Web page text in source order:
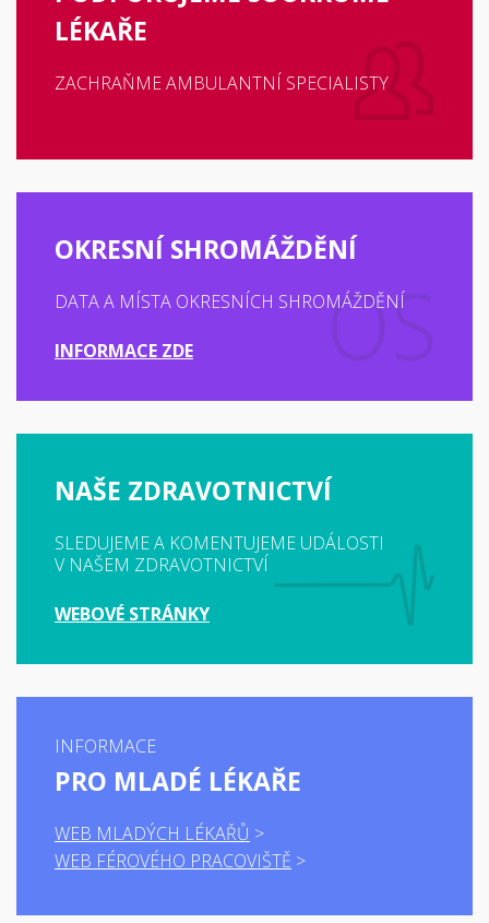
LÉKAŘE
ZACHRAŇME AMBULANTNÍ SPECIALISTY
OKRESNÍ SHROMÁŽDĚNÍ
DATA A MÍSTA OKRESNÍCH SHROMÁŽDĚNÍ
INFORMACE ZDE
NAŠE ZDRAVOTNICTVÍ
SLEDUJEME A KOMENTUJEME UDÁLOSTI
V NAŠEM ZDRAVOTNICTVÍ
WEBOVÉ STRÁNKY
INFORMACE
PRO MLADÉ LÉKAŘE
WEB MLADÝCH LÉKAŘŮ
WEB FÉROVÉHO PRACOVIŠTĚ